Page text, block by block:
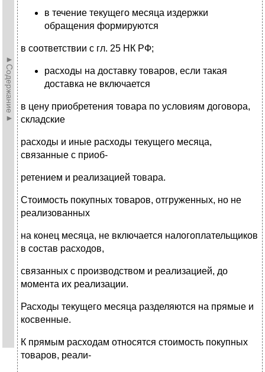
►Содержание►
в течение текущего месяца издержки
обращения формируются
в соответствии с гл. 25 НК РФ;
расходы на доставку товаров, если такая
доставка не включается
в цену приобретения товара по условиям договора,
складские
расходы и иные расходы текущего месяца,
связанные с приоб-
ретением и реализацией товара.
Стоимость покупных товаров, отгруженных, но не
реализованных
на конец месяца, не включается налогоплательщиков
в состав расходов,
связанных с производством и реализацией, до
момента их реализации.
Расходы текущего месяца разделяются на прямые и
косвенные.
К прямым расходам относятся стоимость покупных
товаров, реали-